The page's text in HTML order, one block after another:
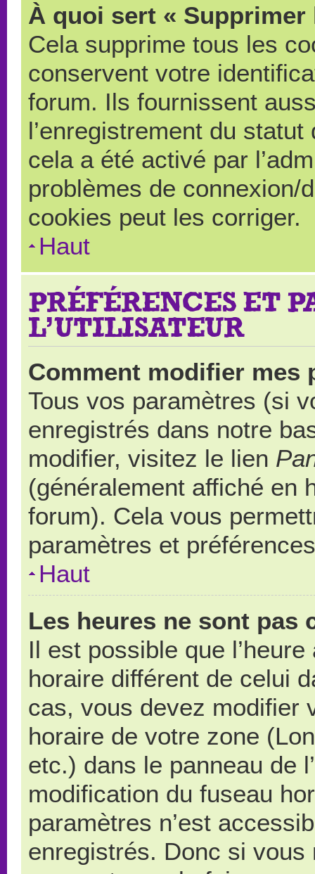
À quoi sert «
Cela supprime tous les
conservent votre
forum. Ils fournissent
l’enregistrement du
cela a été activé par
problèmes de connexion/
cookies peut les corriger.
Haut
PRÉFÉRENCES ET
L’UTILISATEUR
Comment modifier mes
Tous vos paramètres (si
enregistrés dans notre
modifier, visitez le lien
(généralement affiché en
forum). Cela vous
paramètres et
Haut
Les heures ne sont pas
Il est possible que
horaire différent de celui
cas, vous devez modifier
horaire de votre zone
etc.) dans le panneau de
modification du fuseau
paramètres n’est
enregistrés. Donc si vous